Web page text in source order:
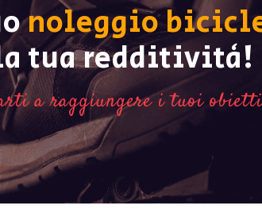
noleggio
tua redditività!
a raggiungere i tuoi